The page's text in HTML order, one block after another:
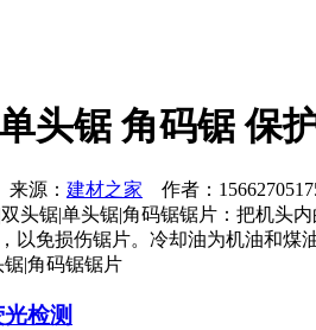
头锯 角码锯 保
源： 建材之家 作者：
头锯|单头锯|角码锯锯片：把机头
以免损伤锯片。冷却油为机油和
|角码锯锯片
检测